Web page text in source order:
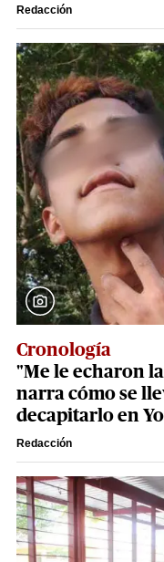
Redacción
Cronología
"Me le echaron
narra cómo se
decapitarlo en
Redacción